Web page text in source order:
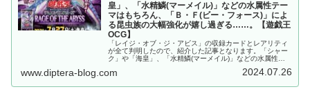
皇」、「水精鱗(マーメイル)」などの水属性テー
マはもちろん、「Ｂ・Ｆ(ビー・フォース)」によ
る昆虫族の大幅強化が嬉し過ぎる……。【遊戯王
OCG】
「レイジ・オブ・ジ・アビス」の収録カードとレアリティ
が全て判明したので、紹介した記事となります。「シャー
ク」や「海皇」、「水精鱗(マーメイル)」などの水属性テ
族の大幅強化が嬉し過ぎる……。【遊戯王OCG】
www.diptera-blog.com 2024.07.26